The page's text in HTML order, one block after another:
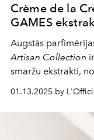
Crème de la
GAMES
Augstās
Artisan Collection
smaržu ekstrakti,
veltītu tiem, kuri
rezultātiem.
01.13.2025 by